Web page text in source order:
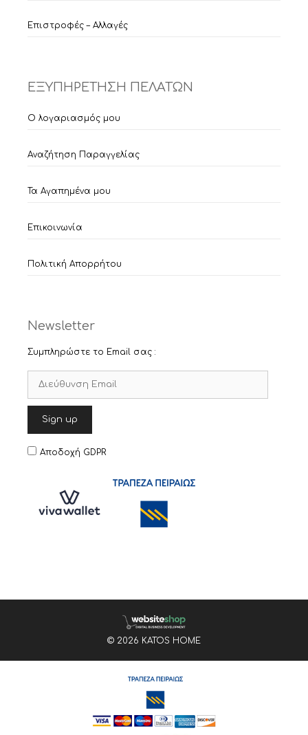
Επιστροφές – Αλλαγές
ΕΞΥΠΗΡΕΤΗΣΗ ΠΕΛΑΤΩΝ
Ο λογαριασμός μου
Αναζήτηση Παραγγελίας
Τα Αγαπημένα μου
Επικοινωνία
Πολιτική Απορρήτου
Newsletter
Συμπληρώστε το Email σας :
Αποδοχή GDPR
© 2026 KATOS HOME